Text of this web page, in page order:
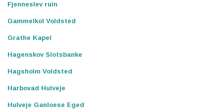
Fjenneslev ruin
Gammelkol Voldsted
Grathe Kapel
Hagenskov Slotsbanke
Hagsholm Voldsted
Harbovad Hulveje
Hulveje Ganloese Eged